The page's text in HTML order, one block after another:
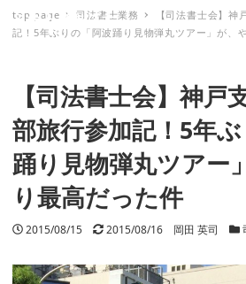
ミナトノキズナ
top page 司法書士業務
【司法書士会】
記！5年ぶりの「阿波踊り見物弾丸ツアー」が、
【司法書士会】神戸
部旅行参加記！5年
踊り見物弾丸ツアー
り最高だった件
投稿日
2015/08/15 更新日
2015/08/16 著者
岡田 英司 カ